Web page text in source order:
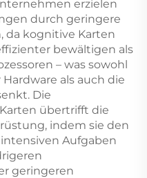
erzielen
durch geringere
da kognitive Karten
bewältigen als
– was sowohl
als auch die
Die
übertrifft die
indem sie den
Aufgaben
geringeren